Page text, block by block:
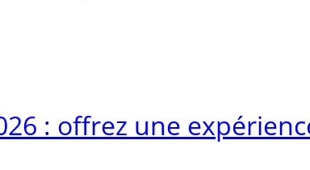
: offrez une